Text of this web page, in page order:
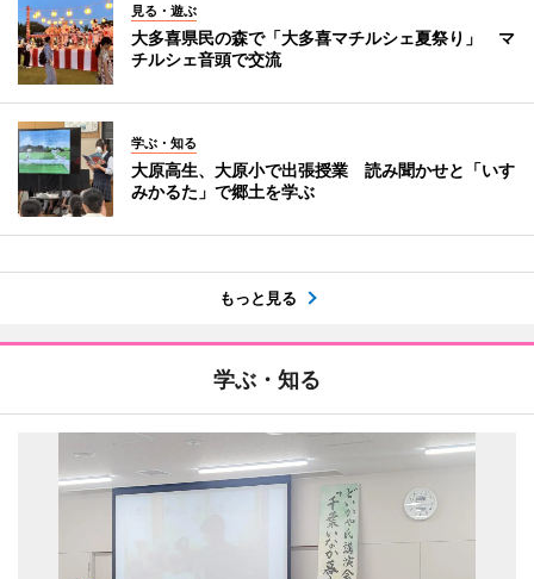
見る・遊ぶ
大多喜県民の森で「大多喜マチルシェ夏祭り」 マ
チルシェ音頭で交流
学ぶ・知る
大原高生、大原小で出張授業 読み聞かせと「いす
みかるた」で郷土を学ぶ
もっと見る
学ぶ・知る